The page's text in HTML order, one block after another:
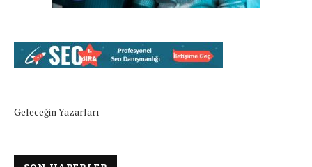
Geleceğin Yazarları